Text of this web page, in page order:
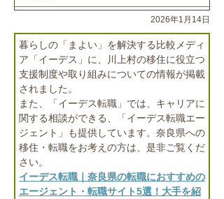
2026年1月14日
暮らしの「まよい」を解決する比較メディ
ア「イーデス」に、川上村の移住に役立つ
支援制度や取り組みについての情報が掲載
されました。
また、「イーデス転職」では、キャリアに
関する相談ができる、「イーデス転職エー
ジェント」も提供しています。奈良県への
移住・転職をお考えの方は、是非ご覧くだ
さい。
イーデス転職｜奈良県の転職におすすめの
エージェント・転職サイト5選！大手を紹